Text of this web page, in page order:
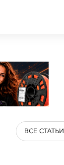
ВСЕ СТАТЬИ